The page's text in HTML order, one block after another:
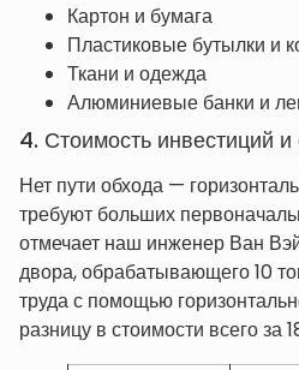
Картон и бумага
Пластиковые бутылки и
Ткани и одежда
Алюминиевые банки и
4. Стоимость инвестиций и
Нет пути обхода —
требуют больших
отмечает наш инженер Ван
двора, обрабатывающего 10
труда с помощью
разницу в стоимости всего за